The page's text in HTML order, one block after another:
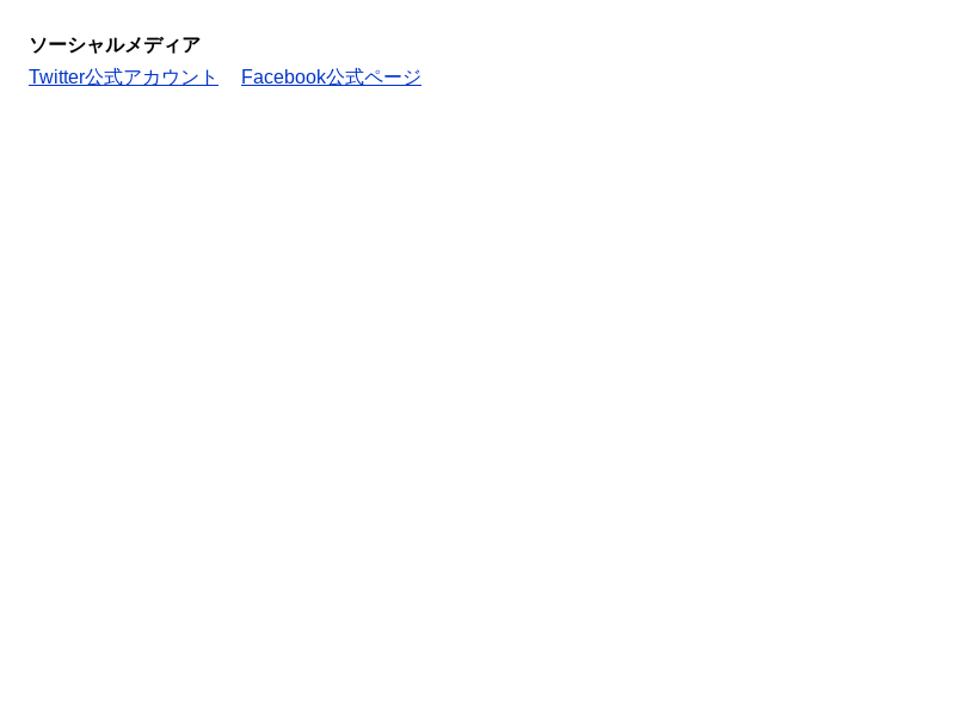
ソーシャルメディア
Twitter公式アカウント
Facebook公式ページ